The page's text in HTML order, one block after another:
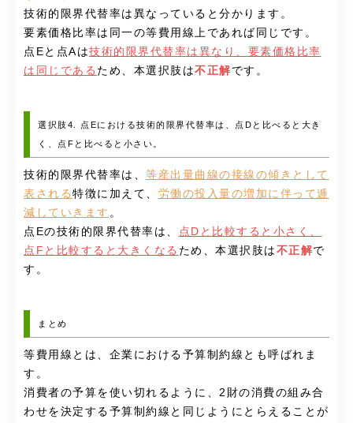
技術的限界代替率は異なっていると分かります。
要素価格比率は同一の等費用線上であれば同じです。
点Eと点Aは技術的限界代替率は異なり、要素価格比率
は同じである ため、本選択肢は不正解です。
選択肢4. 点Eにおける技術的限界代替率は、点Dと比べると大き
く、点Fと比べると小さい。
技術的限界代替率は、 等産出量曲線の接線の傾きとして
表される 特徴に加えて、 労働の投入量の増加に伴って逓
減していきます 。
点Eの技術的限界代替率は、
点Dと比較すると小さく、
点Fと比較すると大きくなる ため、本選択肢は 不正解で
す。
まとめ
等費用線とは、企業における予算制約線とも呼ばれま
す。
消費者の予算を使い切れるように、2財の消費の組み合
わせを決定する予算制約線と同じようにとらえることが